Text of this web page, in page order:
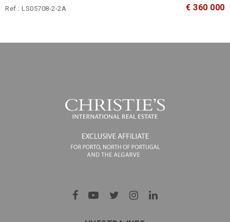
Ref.: LS05708-2-2A € 360 000